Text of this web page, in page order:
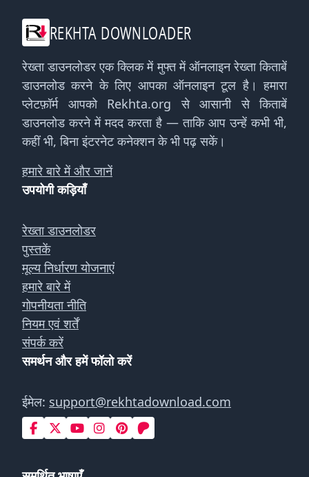
REKHTA DOWNLOADER
रेख्ता डाउनलोडर एक क्लिक में मुफ्त में ऑनलाइन रेख्ता किताबें
डाउनलोड करने के लिए आपका ऑनलाइन टूल है। हमारा
प्लेटफ़ॉर्म आपको Rekhta.org से आसानी से किताबें
डाउनलोड करने में मदद करता है — ताकि आप उन्हें कभी भी,
कहीं भी, बिना इंटरनेट कनेक्शन के भी पढ़ सकें।
हमारे बारे में और जानें
उपयोगी कड़ियाँ
रेख्ता डाउनलोडर
पुस्तकें
मूल्य निर्धारण योजनाएं
हमारे बारे में
गोपनीयता नीति
नियम एवं शर्तें
संपर्क करें
समर्थन और हमें फॉलो करें
ईमेल: support@rekhtadownload.com